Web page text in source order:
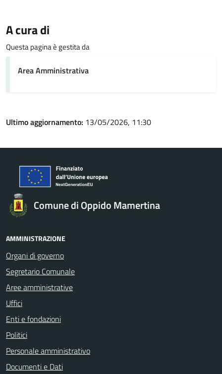
A cura di
Questa pagina è gestita da
Area Amministrativa
Ultimo aggiornamento: 13/05/2026, 11:30
Comune di Oppido Mamertina
AMMINISTRAZIONE
Organi di governo
Segretario Comunale
Aree amministrative
Uffici
Enti e fondazioni
Politici
Personale amministrativo
Documenti e Dati